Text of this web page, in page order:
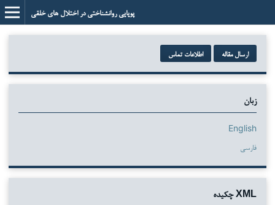
پویایی روانشناختی در اختلال های خلقی
ارسال مقاله اطلاعات تماس
زبان
English
فارسی
XML چکیده